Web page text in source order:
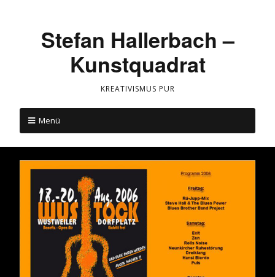
Stefan Hallerbach –
Kunstquadrat
KREATIVISMUS PUR
Menü